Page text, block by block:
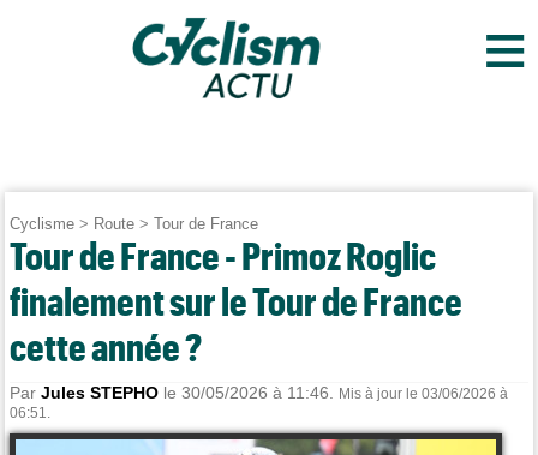
≡
Cyclisme > Route >Tour de France
Tour de France - Primoz Roglic
finalement sur le Tour de France
cette année ?
ParJules STEPHO le 30/05/2026 à 11:46.
Mis à jour le 03/06/2026 à
06:51.